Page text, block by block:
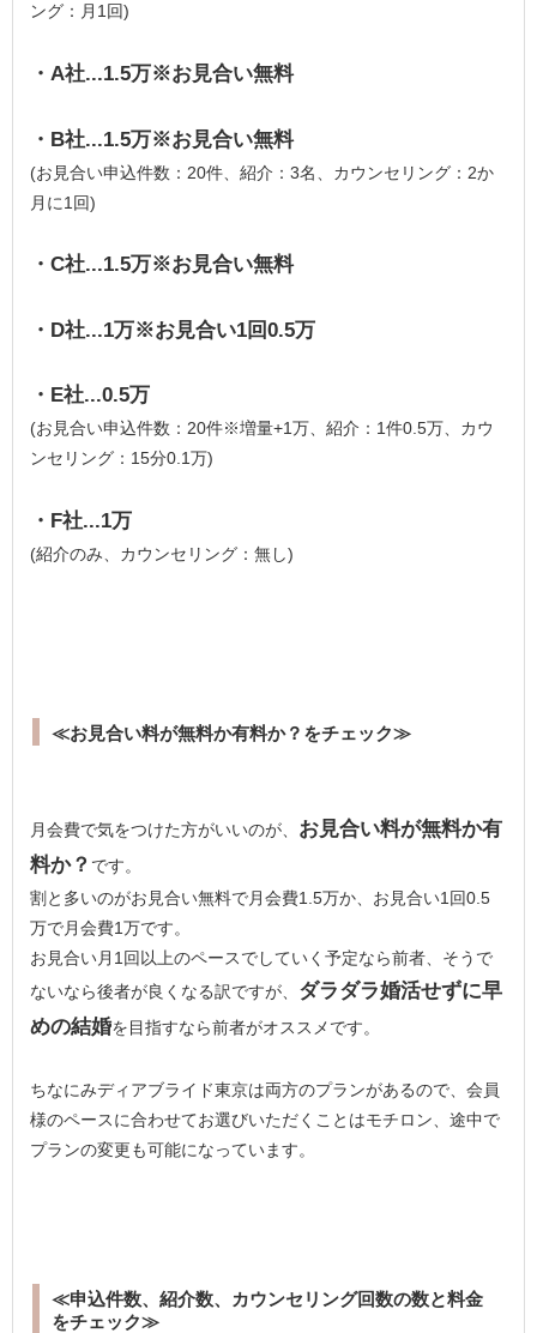
ング：月1回)
・A社...1.5万※お見合い無料
・B社...1.5万※お見合い無料
(お見合い申込件数：20件、紹介：3名、カウンセリング：2か
月に1回)
・C社...1.5万※お見合い無料
・D社...1万※お見合い1回0.5万
・E社...0.5万
(お見合い申込件数：20件※増量+1万、紹介：1件0.5万、カウ
ンセリング：15分0.1万)
・F社...1万
(紹介のみ、カウンセリング：無し)
≪お見合い料が無料か有料か？をチェック≫
月会費で気をつけた方がいいのが、 お見合い料が無料か有
料か？ です。
割と多いのがお見合い無料で月会費1.5万か、お見合い1回0.5
万で月会費1万です。
お見合い月1回以上のペースでしていく予定なら前者、そうで
ないなら後者が良くなる訳ですが、 ダラダラ婚活せずに早
めの結婚を目指すなら前者がオススメです。
ちなにみディアブライド東京は両方のプランがあるので、会員
様のペースに合わせてお選びいただくことはモチロン、途中で
プランの変更も可能になっています。
≪申込件数、紹介数、カウンセリング回数の数と料金
をチェック≫